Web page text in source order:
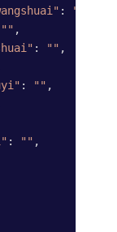
: ""
"" ,
: "" ,
: "" ,
: "" ,